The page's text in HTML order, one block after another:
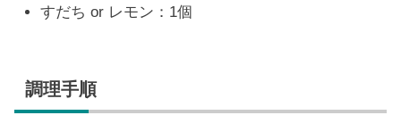
すだち or レモン：1個
調理手順